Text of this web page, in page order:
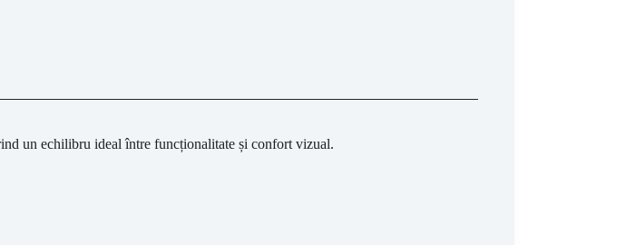
un echilibru idealîntre funcționalitate și confortvizual.